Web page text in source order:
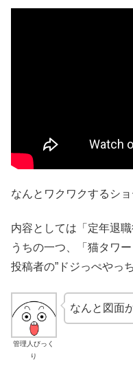
なんとワクワクするシ
内容としては「定年退
うちの一つ、「猫タワ
投稿者の”ドジっぺやっ
管理人びっく
り
なんと図面